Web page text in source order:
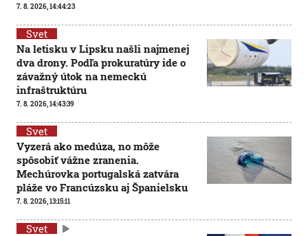
7. 8. 2026, 14:44:23
Svet
Na letisku v Lipsku našli najmenej
dva drony. Podľa prokuratúry ide o
závažný útok na nemeckú
infraštruktúru
7. 8. 2026, 14:43:39
Svet
Vyzerá ako medúza, no môže
spôsobiť vážne zranenia.
Mechúrovka portugalská zatvára
pláže vo Francúzsku aj Španielsku
7. 8. 2026, 13:15:11
Svet